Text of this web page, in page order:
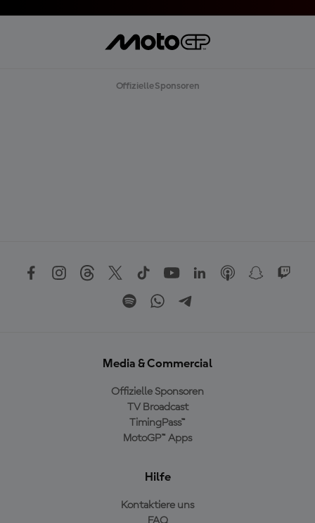
Offizielle Sponsoren
Media & Commercial
Offizielle Sponsoren
TV Broadcast
TimingPass™
MotoGP™ Apps
Hilfe
Kontaktiere uns